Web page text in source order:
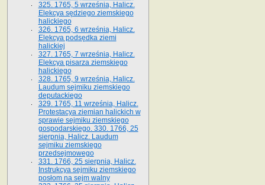
325. 1765, 5 września, Halicz.
Elekcya sędziego ziemskiego
halickiego
326. 1765, 6 września, Halicz.
Elekcya podsędka ziemi
halickiej
327. 1765, 7 września, Halicz.
Elekcya pisarza ziemskiego
halickiego
328. 1765, 9 września, Halicz.
Laudum sejmiku ziemskiego
deputackiego
329. 1765, 11 września, Halicz.
Protestacya ziemian halickich w
sprawie sejmiku ziemskiego
gospodarskiego. 330. 1766, 25
sierpnia, Halicz. Laudum
sejmiku ziemskiego
przedsejmowego
331. 1766, 25 sierpnia, Halicz.
Instrukcya sejmiku ziemskiego
posłom na sejm walny